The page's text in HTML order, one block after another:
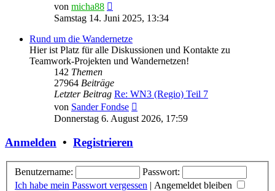
von micha88
Beitrag
Samstag 14. Juni 2025, 13:34
Rund um die Wandernetze
Hier ist Platz für alle Diskussionen und Kontakte zu
Teamwork-Projekten und Wandernetzen!
142 Themen
27964 Beiträge
Letzter Beitrag Re: WN3 (Regio) Teil 7
von Sander Fondse
Beitrag
Donnerstag 6. August 2026, 17:59
Anmelden • Registrieren
Benutzername:
Passwort:
Ich habe mein Passwort vergessen | Angemeldet bleiben